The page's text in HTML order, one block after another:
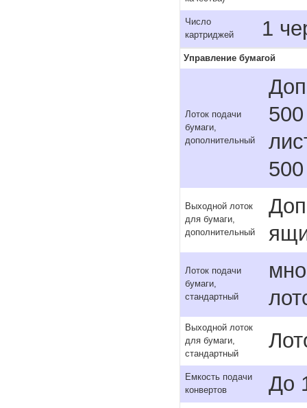
Число
картриджей
1
Управление бумагой
Лоток подачи
бумаги,
дополнительный
Выходной лоток
для бумаги,
дополнительный
Лоток подачи
бумаги,
стандартный
Выходной лоток
для бумаги,
стандартный
Емкость подачи
конвертов
До